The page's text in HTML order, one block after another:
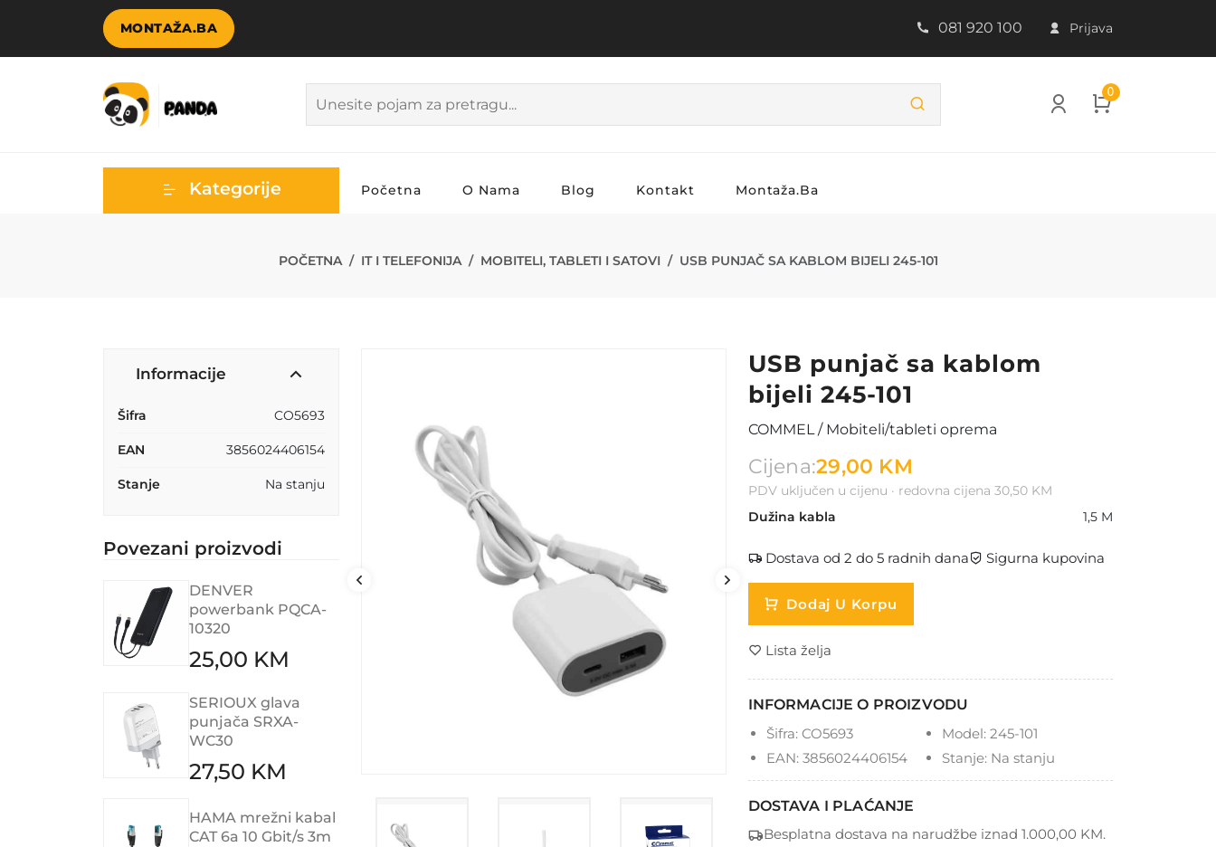
MONTAŽA.BA 081 920 100 Prijava
0
Kategorije Početna O Nama Blog Kontakt Montaža.ba
USB PUNJAČ SA KABLOM BIJELI 245-101
POČETNA IT I TELEFONIJA MOBITELI, TABLETI I SATOVI USB PUNJAČ SA KABLOM BIJELI 245-101
Informacije
Šifra CO5693
EAN 3856024406154
Stanje Na stanju
Povezani proizvodi
DENVER
powerbank PQCA-
10320
25,00 KM
SERIOUX glava
punjača SRXA-
WC30
27,50 KM
HAMA mrežni kabal
CAT 6a 10 Gbit/s 3m
USB punjač sa kablom
bijeli 245-101
COMMEL / Mobiteli/tableti oprema
Cijena:29,00 KM
PDV uključen u cijenu · redovna cijena 30,50 KM
Dužina kabla
1,5 M
Dostava od 2 do 5 radnih dana Sigurna kupovina
Dodaj U Korpu
Lista želja
INFORMACIJE O PROIZVODU
Šifra:CO5693 Model:245-101
EAN:3856024406154 Stanje:Na stanju
DOSTAVA I PLAĆANJE
Besplatna dostava na narudžbe iznad 1.000,00 KM.